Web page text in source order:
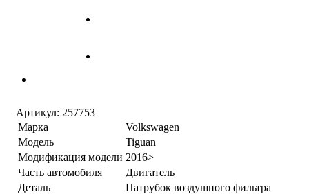
Артикул: 257753
Марка
Volkswagen
Модель
Tiguan
Модификация модели 2016>
Часть автомобиля
Двигатель
Деталь
Патрубок воздушного фильтра